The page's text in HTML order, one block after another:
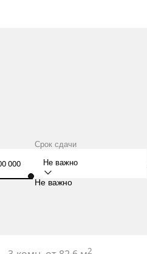
Срок сдачи
Не важно
Не важно
2